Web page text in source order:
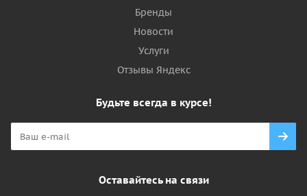
Бренды
Новости
Услуги
Отзывы Яндекс
Будьте всегда в курсе!
Оставайтесь на связи